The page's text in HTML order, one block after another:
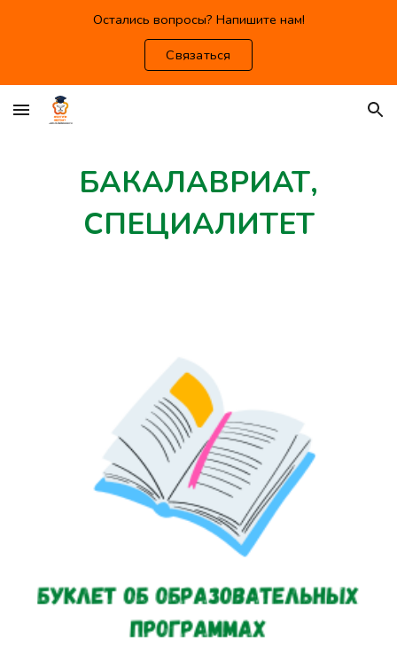
Остались вопросы? Напишите нам!
Связаться
БАКАЛАВРИАТ,
СПЕЦИАЛИТЕТ